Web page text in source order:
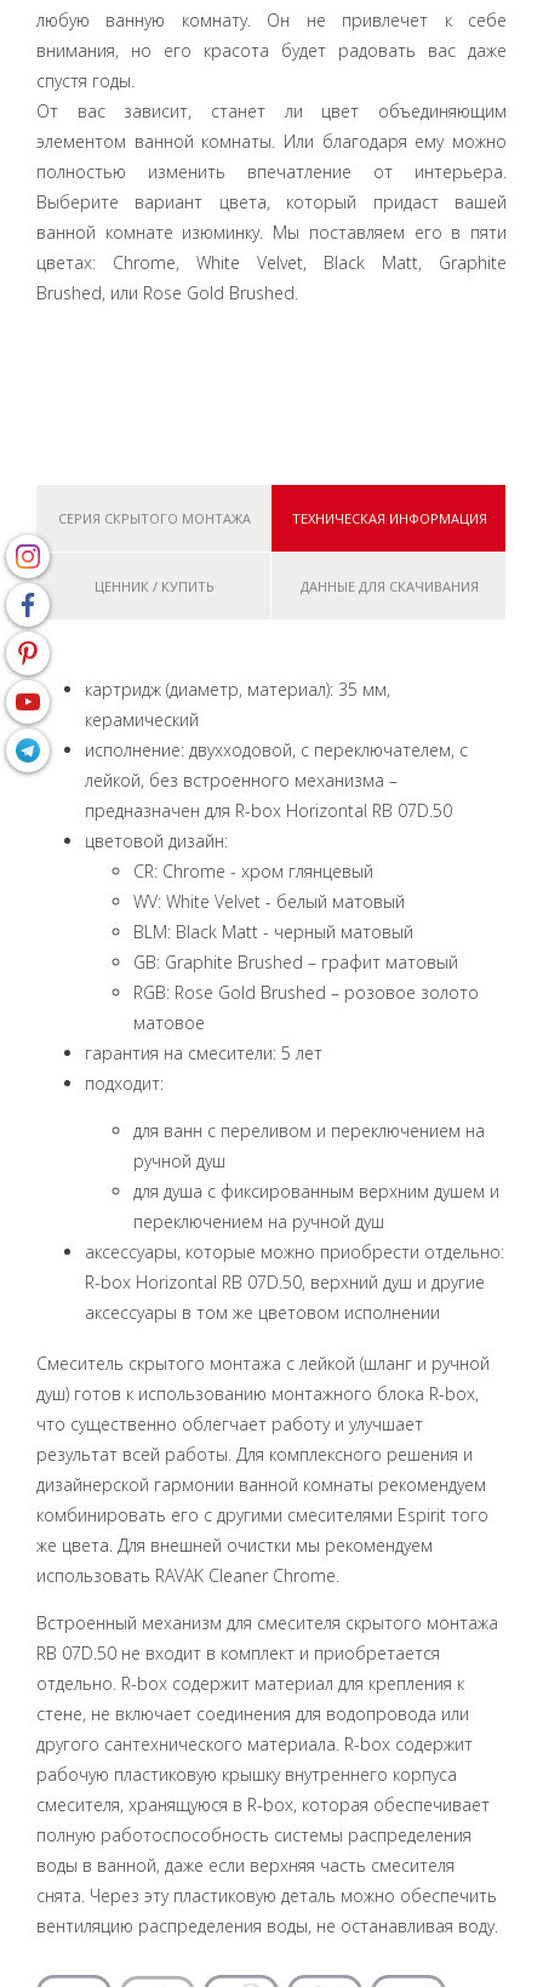
любую ванную комнату. Он не привлечет к себе
внимания, но его красота будет радовать вас даже
спустя годы.
От вас зависит, станет ли цвет объединяющим
элементом ванной комнаты. Или благодаря ему можно
полностью изменить впечатление от интерьера.
Выберите вариант цвета, который придаст вашей
ванной комнате изюминку. Мы поставляем его в пяти
цветах: Chrome, White Velvet, Black Matt, Graphite
Brushed, или Rose Gold Brushed.
СЕРИЯ СКРЫТОГО МОНТАЖА ТЕХНИЧЕСКАЯ ИНФОРМАЦИЯ
ЦЕННИК / КУПИТЬ ДАННЫЕ ДЛЯ СКАЧИВАНИЯ
картридж (диаметр, материал): 35 мм,
керамический
исполнение: двухходовой, с переключателем, с
лейкой, без встроенного механизма –
предназначен для R-box Horizontal RB 07D.50
цветовой дизайн:
CR: Chrome - хром глянцевый
WV: White Velvet - белый матовый
BLM: Black Matt - черный матовый
GB: Graphite Brushed – графит матовый
RGB: Rose Gold Brushed – розовое золото
матовое
гарантия на смесители: 5 лет
подходит:
для ванн с переливом и переключением на
ручной душ
для душа с фиксированным верхним душем и
переключением на ручной душ
аксессуары, которые можно приобрести отдельно:
R-box Horizontal RB 07D.50, верхний душ и другие
аксессуары в том же цветовом исполнении
Смеситель скрытого монтажа с лейкой (шланг и ручной
душ) готов к использованию монтажного блока R-box,
что существенно облегчает работу и улучшает
результат всей работы. Для комплексного решения и
дизайнерской гармонии ванной комнаты рекомендуем
комбинировать его с другими смесителями Espirit того
же цвета. Для внешней очистки мы рекомендуем
использовать RAVAK Cleaner Chrome.
Встроенный механизм для смесителя скрытого монтажа
RB 07D.50 не входит в комплект и приобретается
отдельно. R-box содержит материал для крепления к
стене, не включает соединения для водопровода или
другого сантехнического материала. R-box содержит
рабочую пластиковую крышку внутреннего корпуса
смесителя, хранящуюся в R-box, которая обеспечивает
полную работоспособность системы распределения
воды в ванной, даже если верхняя часть смесителя
снята. Через эту пластиковую деталь можно обеспечить
вентиляцию распределения воды, не останавливая воду.